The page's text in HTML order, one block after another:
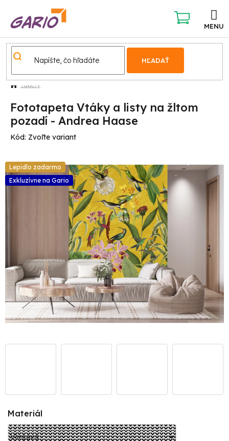
obsah
HĽADAŤ
NÁKUPNÝ
KOŠÍK
Tapety
Fototapeta Vtáky a listy na žltom
pozadí - Andrea Haase
Kód: Zvoľte variant
Lepidlo zadarmo
Exkluzívne na Gario
Materiál